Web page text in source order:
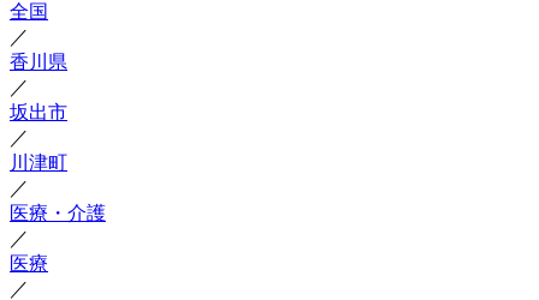
全国
／
香川県
／
坂出市
／
川津町
／
医療・介護
／
医療
／